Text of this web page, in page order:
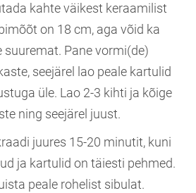
kahte väikest keraamilist
on 18 cm, aga võid ka
suuremat. Pane vormi(de)
seejärel lao peale kartulid
üle. Lao 2-3 kihti ja kõige
ning seejärel juust.
juures 15-20 minutit, kuni
ja kartulid on täiesti pehmed.
peale rohelist sibulat.